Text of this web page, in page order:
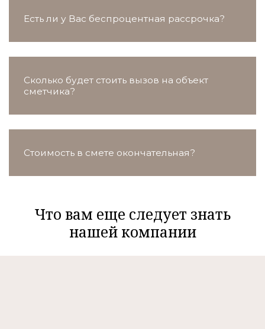
Есть ли у Вас беспроцентная рассрочка?
Сколько будет стоить вызов на объект
сметчика?
Стоимость в смете окончательная?
Что вам еще следует знать
нашей компании